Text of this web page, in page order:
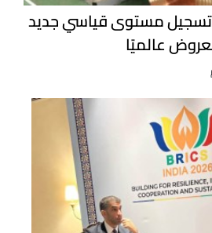
تسجيل مستوى قياسي جديد
عالميًا